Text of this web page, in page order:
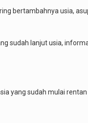
bertambahnya usia,
sudah lanjut usia,
yang sudah mulai